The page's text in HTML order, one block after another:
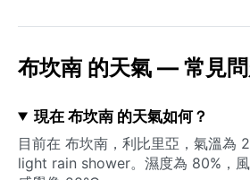
布坎南 的天氣 — 常見
現在 布坎南 的天氣如何？
目前在 布坎南，利比里亞，氣溫為
light rain shower。濕度為 80%，風